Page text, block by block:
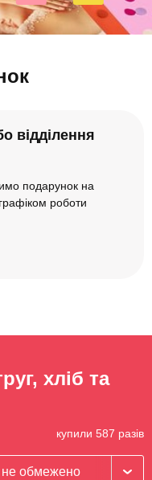
відділення
подарунок на
роботи
хліб та
купили 587 разів
не обмежено